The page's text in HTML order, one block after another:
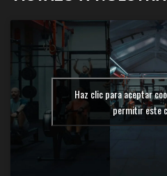
Haz clic para aceptar
permitir este